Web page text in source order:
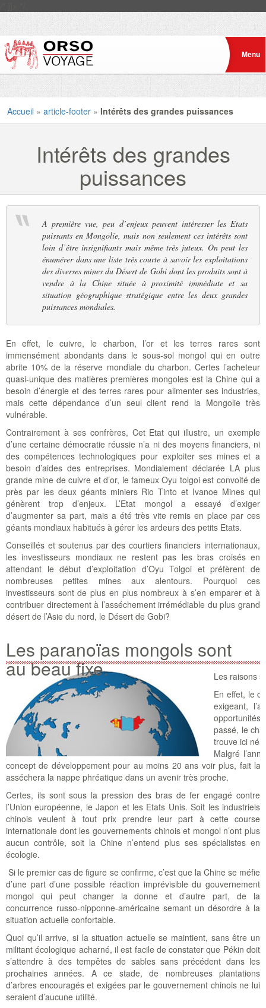
Accueil » article-footer » Intérêts des grandes puissances
Intérêts des grandes
puissances
A première vue, peu d’enjeux peuvent intéresser les Etats
puissants en Mongolie, mais non seulement ces intérêts sont
loin d’être insignifiants mais même très juteux. On peut les
énumérer dans une liste très courte à savoir les exploitations
des diverses mines du Désert de Gobi dont les produits sont à
vendre à la Chine située à proximité immédiate et sa
situation géographique stratégique entre les deux grandes
puissances mondiales.
En effet, le cuivre, le charbon, l’or et les terres rares sont
immensément abondants dans le sous-sol mongol qui en outre
abrite 10% de la réserve mondiale du charbon. Certes l’acheteur
quasi-unique des matières premières mongoles est la Chine qui a
besoin d’énergie et des terres rares pour alimenter ses industries,
mais cette dépendance d’un seul client rend la Mongolie très
vulnérable.
Contrairement à ses confrères, Cet Etat qui illustre, un exemple
d’une certaine démocratie réussie n’a ni des moyens financiers, ni
des compétences technologiques pour exploiter ses mines et a
besoin d’aides des entreprises. Mondialement déclarée LA plus
grande mine de cuivre et d’or, le fameux Oyu tolgoi est convoité de
près par les deux géants miniers Rio Tinto et Ivanoe Mines qui
génèrent trop d’enjeux. L’Etat mongol a essayé d’exiger
d’augmenter sa part, mais a été très vite remis en place par ces
géants mondiaux habitués à gérer les ardeurs des petits Etats.
Conseillés et soutenus par des courtiers financiers internationaux,
les investisseurs mondiaux ne restent pas les bras croisés en
attendant le début d’exploitation d’Oyu Tolgoi et préfèrent de
nombreuses petites mines aux alentours. Pourquoi ces
investisseurs sont de plus en plus nombreux à s’en emparer et à
contribuer directement à l’asséchement irrémédiable du plus grand
désert de l’Asie du nord, le Désert de Gobi?
Les paranoïas mongols sont
au beau fixe.
Les raisons
En effet, le
exigeant,
passé, le
trouve ici
Malgré
concept de développement pour au moins 20 ans voir plus, fait
asséchera la nappe phréatique dans un avenir très proche.
Certes, ils sont sous la pression des bras de fer engagé contre
l’Union européenne, le Japon et les Etats Unis. Soit les industriels
chinois veulent à tout prix prendre leur part à cette course
internationale dont les gouvernements chinois et mongol n’ont plus
aucun contrôle, soit la Chine n’entend plus ses spécialistes en
écologie.
Si le premier cas de figure se confirme, c’est que la Chine se méfie
d’une part d’une possible réaction imprévisible du gouvernement
mongol qui peut changer la donne et d’autre part, de la
concurrence russo-nipponne-américaine semant un désordre à la
situation actuelle confortable.
Quoi qu’il arrive, si la situation actuelle se maintient, sans être un
militant écologique acharné, il est facile de constater que Pékin doit
s’attendre à des tempêtes de sables sans précédent dans les
prochaines années. A ce stade, de nombreuses plantations
d’arbres encouragés et exigées par le gouvernement chinois ne lui
seraient d’aucune utilité.